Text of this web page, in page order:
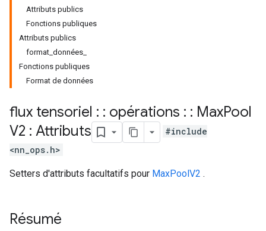
Attributs publics
Fonctions publiques
Attributs publics
format_données_
Fonctions publiques
Format de données
flux tensoriel : : opérations : : MaxPool
V2 : Attributs
#include
<nn_ops.h>
Setters d'attributs facultatifs pour MaxPoolV2 .
Résumé